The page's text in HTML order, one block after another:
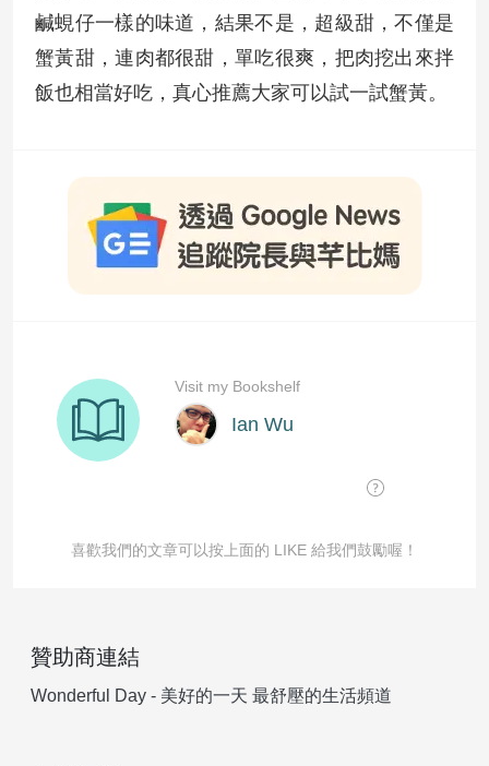
鹹蜆仔一樣的味道，結果不是，超級甜，不僅是
蟹黃甜，連肉都很甜，單吃很爽，把肉挖出來拌
飯也相當好吃，真心推薦大家可以試一試蟹黃。
喜歡我們的文章可以按上面的 LIKE 給我們鼓勵喔！
贊助商連結
Wonderful Day - 美好的一天 最舒壓的生活頻道